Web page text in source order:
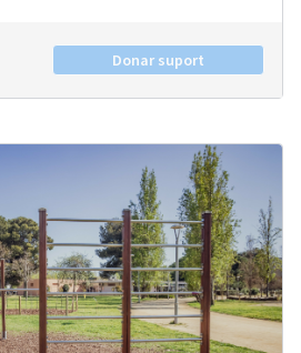
Donar suport